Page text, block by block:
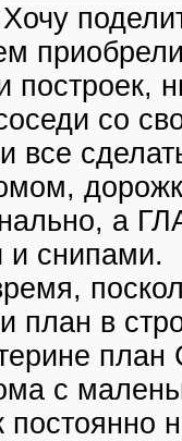
построек,
со
все
а
и снипами.
план в
с